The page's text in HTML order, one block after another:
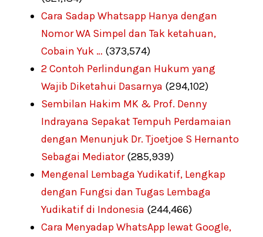
Cara Sadap Whatsapp Hanya dengan
Nomor WA Simpel dan Tak ketahuan,
Cobain Yuk … (373,574)
2 Contoh Perlindungan Hukum yang
Wajib Diketahui Dasarnya (294,102)
Sembilan Hakim MK & Prof. Denny
Indrayana Sepakat Tempuh Perdamaian
dengan Menunjuk Dr. Tjoetjoe S Hernanto
Sebagai Mediator (285,939)
Mengenal Lembaga Yudikatif, Lengkap
dengan Fungsi dan Tugas Lembaga
Yudikatif di Indonesia (244,466)
Cara Menyadap WhatsApp lewat Google,